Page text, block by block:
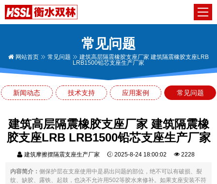
常见问题
网站首页 常见问题
建筑高层隔震橡胶支座厂家 建筑隔震橡胶支座LRB
LRB1500铅芯支座生产厂家
新闻动态 技术支持 应用案例 常见问题
建筑高层隔震橡胶支座厂家 建筑隔震橡
胶支座LRB LRB1500铅芯支座生产厂家
建筑摩擦摆隔震支座生产厂家 2025-8-24 18:00:02 2228
内容简介：侧保护层在支座使用中是易出问题的部位，绝不可以有破损、裂
纹、缺胶、露铁、起鼓，也决不允许用502等胶水来修补。如果支座安装不符